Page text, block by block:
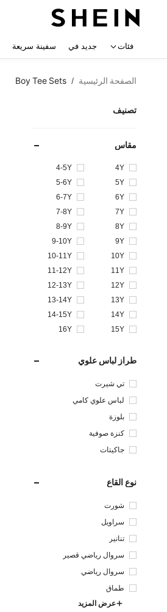
فئات جديد في سفينة سريعة
الصفحة الرئيسية /
Boy Tee Sets
تصنيف
مقاس
4Y
4-5Y
5Y
5-6Y
6Y
6-7Y
7Y
7-8Y
8Y
8-9Y
9Y
9-10Y
10Y
10-11Y
11Y
11-12Y
12Y
12-13Y
13Y
13-14Y
14Y
14-15Y
15Y
16Y
طراز لباس علوي
تي شيرت
لباس علوي كامي
بلوزة
كنزة صوفية
جاكيتات
نوع القاع
شورت
سراويل
تنانير
سروال رياضي قصير
سروال رياضي
طماق
عرض المزيد